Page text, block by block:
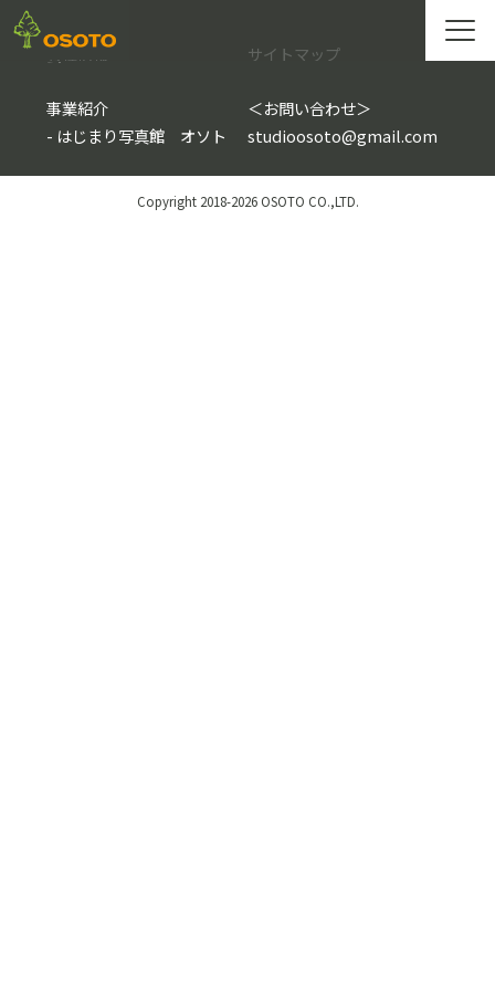
会社情報 サイトマップ
事業紹介
- はじまり写真館 オソト
＜お問い合わせ＞
studioosoto@gmail.com
Copyright 2018-2026 OSOTO CO.,LTD.